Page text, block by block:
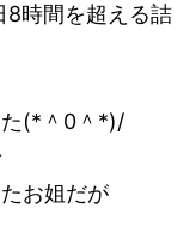
8時間を超える詰
た(*＾0＾*)/
お姐だが